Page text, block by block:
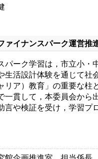
ァイナンスパーク運営推
ーク学習は，市立小・
活設計体験を通じて
ア）教育」の重要な柱
貫して，本委員会から
や検証を受け，学習